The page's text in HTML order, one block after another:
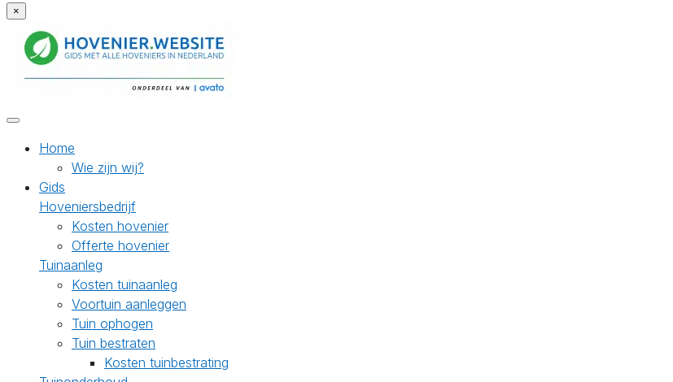
×
Home
Wie zijn wij?
Gids
Hoveniersbedrijf
Kosten hovenier
Offerte hovenier
Tuinaanleg
Kosten tuinaanleg
Voortuin aanleggen
Tuin ophogen
Tuin bestraten
Kosten tuinbestrating